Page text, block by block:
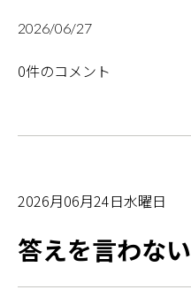
2026/06/27
0件のコメント
2026月06月24日水曜日
答えを言わない